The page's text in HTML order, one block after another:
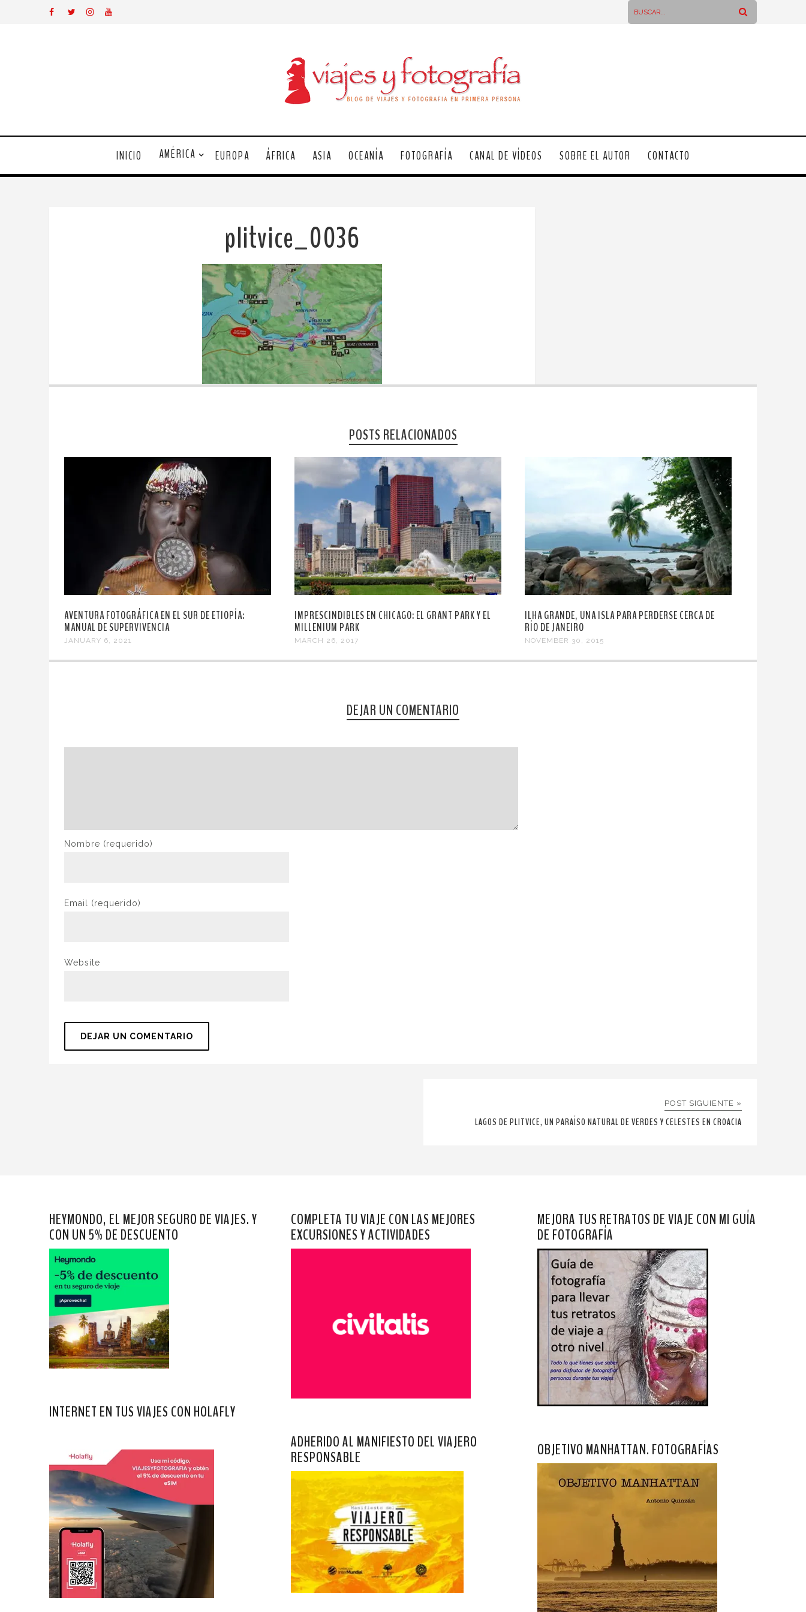
INICIO AMÉRICA EUROPA ÁFRICA ASIA OCEANÍA FOTOGRAFÍA CANAL DE VÍDEOS SOBRE EL AUTOR CONTACTO
plitvice_0036
POSTS RELACIONADOS
AVENTURA FOTOGRÁFICA EN EL SUR DE ETIOPÍA:
MANUAL DE SUPERVIVENCIA
JANUARY 6, 2021
IMPRESCINDIBLES EN CHICAGO: EL GRANT PARK Y EL
MILLENIUM PARK
MARCH 26, 2017
ILHA GRANDE, UNA ISLA PARA PERDERSE CERCA DE
RÍO DE JANEIRO
NOVEMBER 30, 2015
DEJAR UN COMENTARIO
Nombre (requerido)
Email (requerido)
Website
POST SIGUIENTE »
LAGOS DE PLITVICE, UN PARAÍSO NATURAL DE VERDES Y CELESTES EN CROACIA
HEYMONDO, EL MEJOR SEGURO DE VIAJES. Y
CON UN 5% DE DESCUENTO
INTERNET EN TUS VIAJES CON HOLAFLY
COMPLETA TU VIAJE CON LAS MEJORES
EXCURSIONES Y ACTIVIDADES
ADHERIDO AL MANIFIESTO DEL VIAJERO
RESPONSABLE
MEJORA TUS RETRATOS DE VIAJE CON MI GUÍA
DE FOTOGRAFÍA
OBJETIVO MANHATTAN. FOTOGRAFÍAS